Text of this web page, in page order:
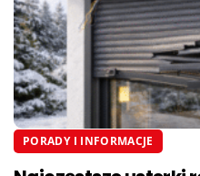
PORADY I INFORMACJE